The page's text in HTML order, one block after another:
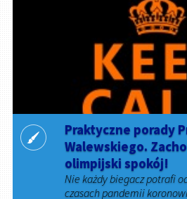
Praktyczne porady
Walewskiego.
olimpijski spokój!
Nie każdy biegacz potrafi
czasach pandemii